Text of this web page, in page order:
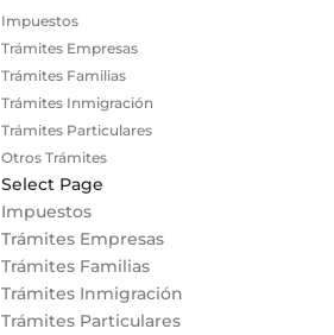
Impuestos
Trámites Empresas
Trámites Familias
Trámites Inmigración
Trámites Particulares
Otros Trámites
Select Page
Impuestos
Trámites Empresas
Trámites Familias
Trámites Inmigración
Trámites Particulares